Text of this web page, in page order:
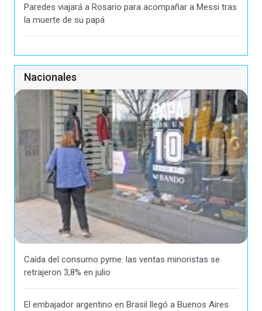
Paredes viajará a Rosario para acompañar a Messi tras
la muerte de su papá
Nacionales
Caída del consumo pyme: las ventas minoristas se
retrajeron 3,8% en julio
El embajador argentino en Brasil llegó a Buenos Aires